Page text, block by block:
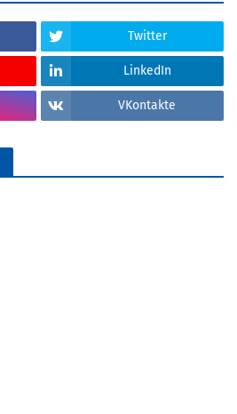
Twitter
LinkedIn
VKontakte